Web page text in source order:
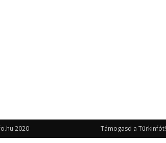
Támogasd a Türkinfót!
2020